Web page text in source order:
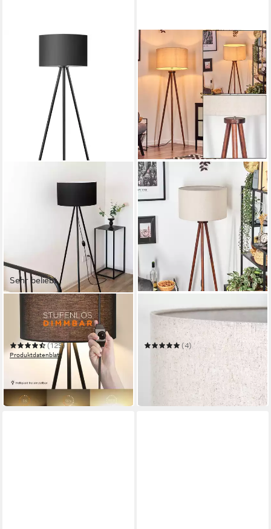
Sehr beliebt
TOMONS
LED Stehlampe Dimmbar,
Stehleuchte mit
Dreibeinstativ aus Metall
(125)
Produktdatenblatt
UVP 138,99 €
-53%
in 3-4 Werktagen bei dir
Stehlampe Stehlampe aus
Holz/Stoff in
Dunkelbraun/Beige/Weiß
(4)
69,99 € UVP 104,90 €
in 2-3 Werktagen bei dir